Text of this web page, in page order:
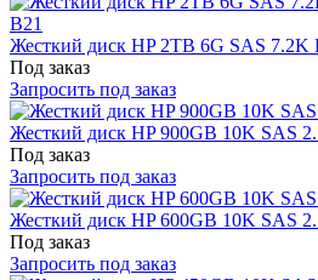
Жесткий диск HP 2TB 6G SAS 7.2K
Под заказ
Запросить под заказ
Жесткий диск HP 900GB 10K SAS
Под заказ
Запросить под заказ
Жесткий диск HP 600GB 10K SAS
Под заказ
Запросить под заказ